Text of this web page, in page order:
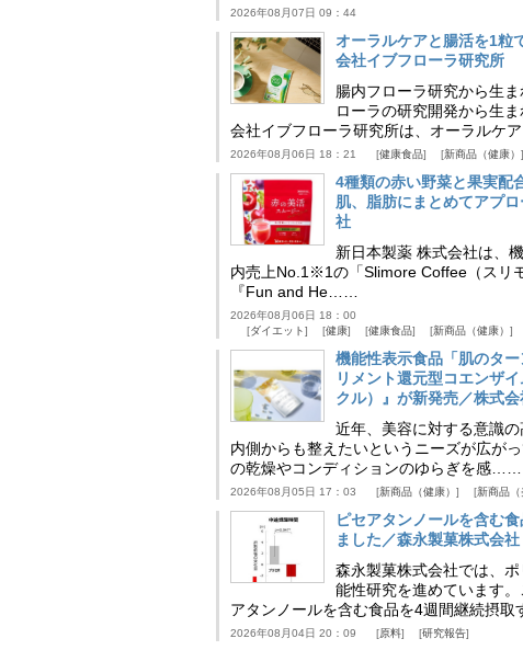
2026年08月07日 09：44
オーラルケアと腸活を1粒
会社イブフローラ研究所
腸内フローラ研究から生
ローラの研究開発から生
会社イブフローラ研究所は、オーラルケ
2026年08月06日 18：21 健康食品 新商品（健康）
4種類の赤い野菜と果実配
肌、脂肪にまとめてアプ
社
新日本製薬 株式会社は、
内売上No.1※1の「Slimore Coffee（スリ
『Fun and He……
2026年08月06日 18：00
ダイエット
健康 健康食品 新商品（健康）
機能性表示食品「肌のタ
リメント還元型コエンザ
クル）』が新発売／株式
近年、美容に対する意識
内側からも整えたいというニーズが広が
の乾燥やコンディションのゆらぎを感……
2026年08月05日 17：03 新商品（健康） 新商品（
ピセアタンノールを含む
ました／森永製菓株式会社
森永製菓株式会社では、
能性研究を進めています
アタンノールを含む食品を4週間継続摂
2026年08月04日 20：09 原料 研究報告